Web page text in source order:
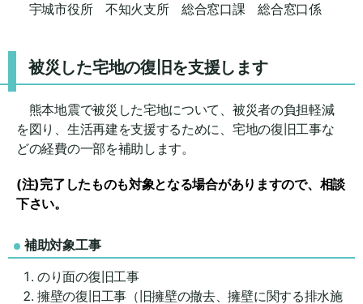
宇城市役所 不知火支所 総合窓口課 総合窓口係
被災した宅地の復旧を支援します
熊本地震で被災した宅地について、被災者の負担軽減
を図り、生活再建を支援するために、宅地の復旧工事な
どの経費の一部を補助します。
(注)完了したものも対象となる場合がありますので、相談
下さい。
補助対象工事
のり面の復旧工事
擁壁の復旧工事（旧擁壁の撤去、擁壁に関する排水施